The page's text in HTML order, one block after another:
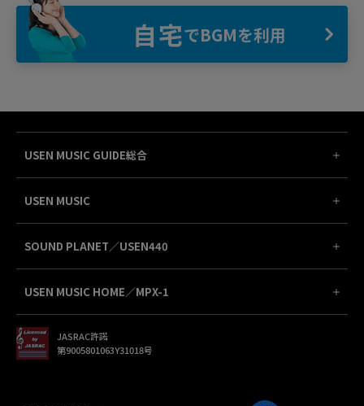
自宅でBGMを利用
USEN MUSIC GUIDE総合
USEN MUSIC
SOUND PLANET／USEN440
USEN MUSIC HOME／MPX-1
JASRAC許諾
第9005801063Y31018号